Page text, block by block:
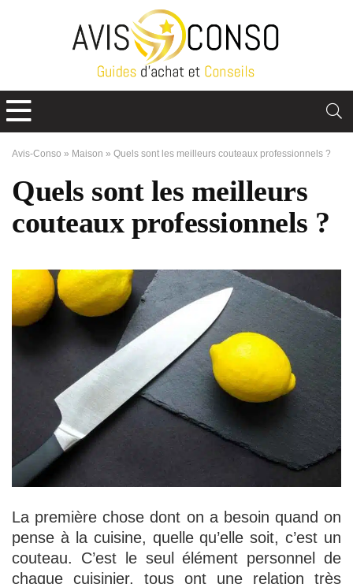
Avis-Conso » Maison » Quels sont les meilleurs couteaux professionnels ?
Quels sont les meilleurs
couteaux professionnels ?
La première chose dont on a besoin quand on
pense à la cuisine, quelle qu’elle soit, c’est un
couteau. C’est le seul élément personnel de
chaque cuisinier, tous ont une relation très